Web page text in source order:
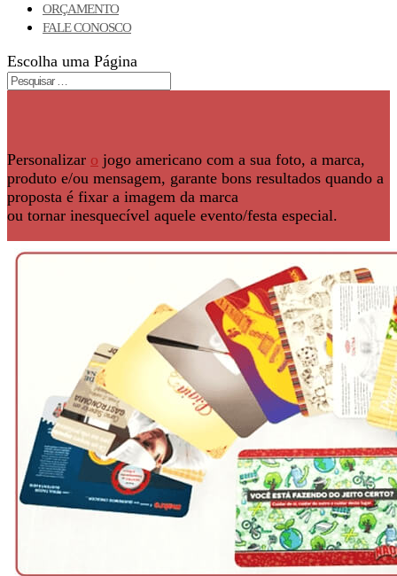
ORÇAMENTO
FALE CONOSCO
Escolha uma Página
Personalizar o jogo americano com a sua foto, a marca,
produto e/ou mensagem, garante bons resultados quando a
proposta é fixar a imagem da marca
ou tornar inesquecível aquele evento/festa especial.